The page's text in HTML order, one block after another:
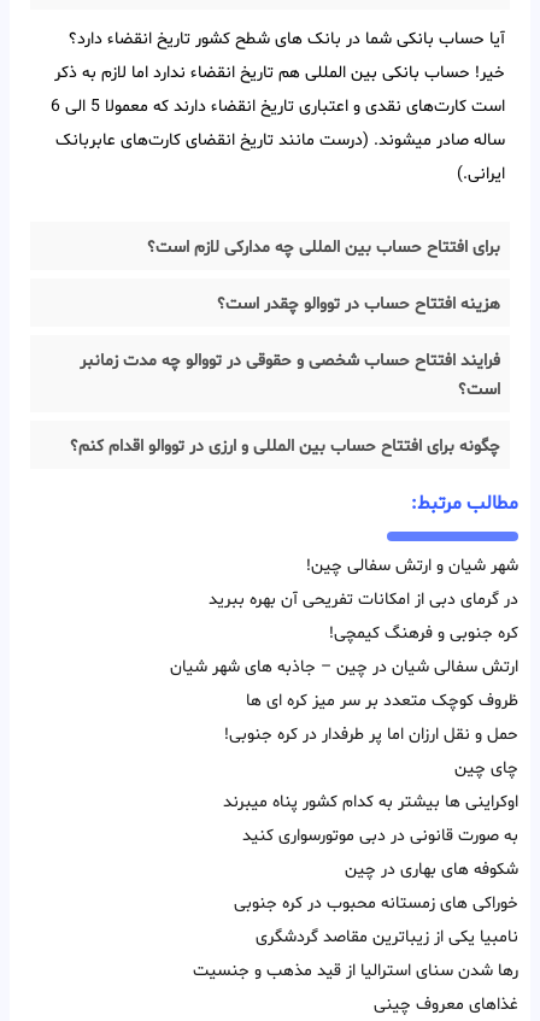
آیا حساب بانکی شما در بانک های شطح کشور تاریخ انقضاء دارد؟
خیر! حساب بانکی بین‌ المللی هم تاریخ انقضاء ندارد اما لازم به ذکر
است کارت‌های نقدی و اعتباری تاریخ انقضاء دارند که معمولا 5 الی 6
ساله صادر میشوند. (درست مانند تاریخ انقضای کارت‌های عابربانک
ایرانی.)
برای افتتاح حساب بین المللی چه مدارکی لازم است؟
هزینه افتتاح حساب در تووالو چقدر است؟
فرایند افتتاح حساب شخصی و حقوقی در تووالو چه مدت زمانبر
است؟
چگونه برای افتتاح حساب بین المللی و ارزی در تووالو اقدام کنم؟
مطالب مرتبط:
شهر شیان و ارتش سفالی چین!
در گرمای دبی از امکانات تفریحی آن بهره ببرید
کره جنوبی و فرهنگ کیمچی!
ارتش سفالی شیان در چین – جاذبه های شهر شیان
ظروف کوچک متعدد بر سر میز کره ای ها
حمل و نقل ارزان اما پر طرفدار در کره جنوبی!
چای چین
اوکراینی ها بیشتر به کدام کشور پناه میبرند
به صورت قانونی در دبی موتورسواری کنید
شکوفه های بهاری در چین
خوراکی های زمستانه محبوب در کره جنوبی
نامبیا یکی از زیباترین مقاصد گردشگری
رها شدن سنای استرالیا از قید مذهب و جنسیت
غذاهای معروف چینی